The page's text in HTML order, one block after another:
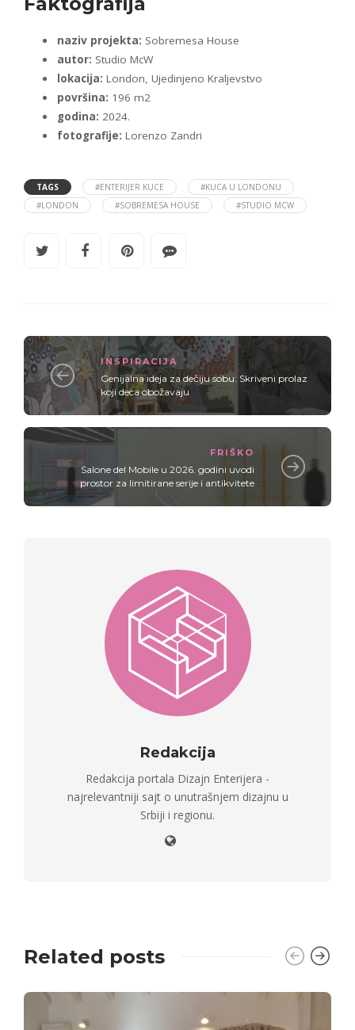
naziv projekta: Sobremesa House
autor: Studio McW
lokacija: London, Ujedinjeno Kraljevstvo
površina: 196 m2
godina: 2024.
fotografije: Lorenzo Zandri
TAGS #ENTERIJER KUCE
#KUCA U LONDONU
#LONDON
#SOBREMESA HOUSE #STUDIO MCW
INSPIRACIJA
Genijalna ideja za dečiju sobu: Skriveni prolaz
koji deca obožavaju
FRIŠKO
Salone del Mobile u 2026. godini uvodi
prostor za limitirane serije i antikvitete
Redakcija
Redakcija portala Dizajn Enterijera -
najrelevantniji sajt o unutrašnjem dizajnu u
Srbiji i regionu.
Related posts